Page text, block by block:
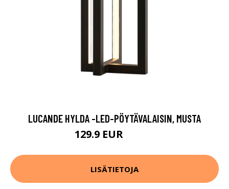
LUCANDE HYLDA -LED-PÖYTÄVALAISIN, MUSTA
129.9 EUR
LISÄTIETOJA